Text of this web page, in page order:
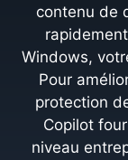
contenu de
Windows,
Pour
protection
Copilot
niveau